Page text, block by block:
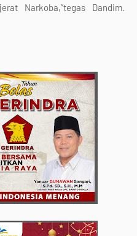
Narkoba,”tegas Dandim.